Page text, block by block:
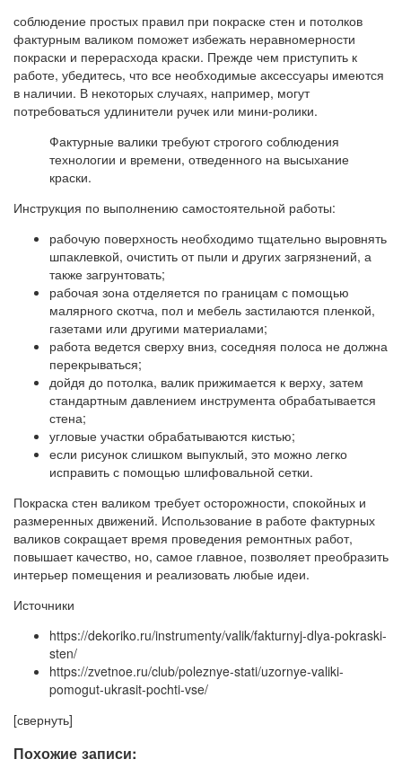
соблюдение простых правил при покраске стен и потолков
фактурным валиком поможет избежать неравномерности
покраски и перерасхода краски. Прежде чем приступить к
работе, убедитесь, что все необходимые аксессуары имеются
в наличии. В некоторых случаях, например, могут
потребоваться удлинители ручек или мини-ролики.
Фактурные валики требуют строгого соблюдения
технологии и времени, отведенного на высыхание
краски.
Инструкция по выполнению самостоятельной работы:
рабочую поверхность необходимо тщательно выровнять
шпаклевкой, очистить от пыли и других загрязнений, а
также загрунтовать;
рабочая зона отделяется по границам с помощью
малярного скотча, пол и мебель застилаются пленкой,
газетами или другими материалами;
работа ведется сверху вниз, соседняя полоса не должна
перекрываться;
дойдя до потолка, валик прижимается к верху, затем
стандартным давлением инструмента обрабатывается
стена;
угловые участки обрабатываются кистью;
если рисунок слишком выпуклый, это можно легко
исправить с помощью шлифовальной сетки.
Покраска стен валиком требует осторожности, спокойных и
размеренных движений. Использование в работе фактурных
валиков сокращает время проведения ремонтных работ,
повышает качество, но, самое главное, позволяет преобразить
интерьер помещения и реализовать любые идеи.
Источники
https://dekoriko.ru/instrumenty/valik/fakturnyj-dlya-pokraski-
sten/
https://zvetnoe.ru/club/poleznye-stati/uzornye-valiki-
pomogut-ukrasit-pochti-vse/
[свернуть]
Похожие записи: